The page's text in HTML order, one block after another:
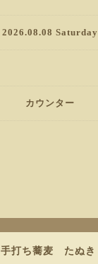
2026.08.08 Saturday
カウンター
手打ち蕎麦 たぬき